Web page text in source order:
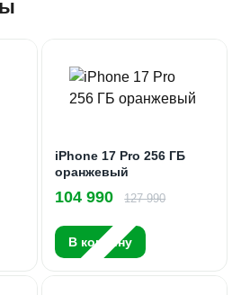
iPhone 17 Pro 256 ГБ
оранжевый
104 990 127 990
В корзину